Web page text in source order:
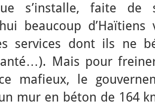
s’installe, faite de
beaucoup
services dont ils ne
Mais pour
mafieux, le
mur en béton de 164